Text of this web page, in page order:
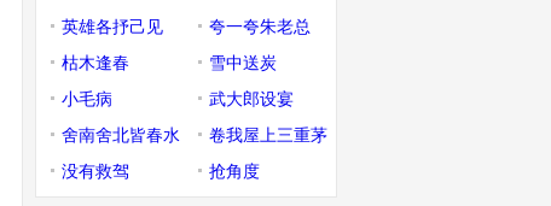
英雄各抒己见
夸一夸朱老总
枯木逢春
雪中送炭
小毛病
武大郎设宴
舍南舍北皆春水
卷我屋上三重茅
没有救驾
抢角度